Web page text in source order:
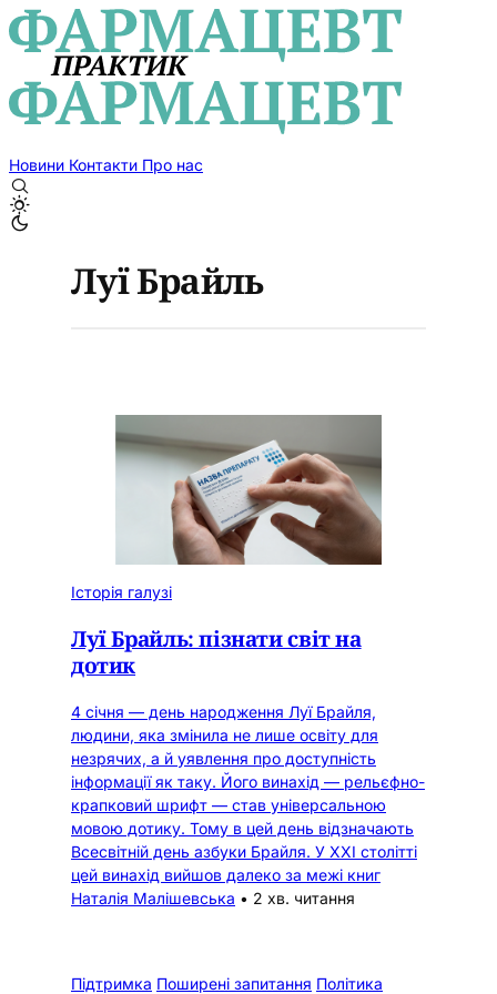
Новини Контакти Про нас
Луї Брайль
Історія галузі
Луї Брайль: пізнати світ на
дотик
4 січня — день народження Луї Брайля,
людини, яка змінила не лише освіту для
незрячих, а й уявлення про доступність
інформації як таку. Його винахід — рельєфно-
крапковий шрифт — став універсальною
мовою дотику. Тому в цей день відзначають
Всесвітній день азбуки Брайля. У ХХІ столітті
цей винахід вийшов далеко за межі книг
Наталія Малішевська • 2 хв. читання
Підтримка Поширені запитання Політика